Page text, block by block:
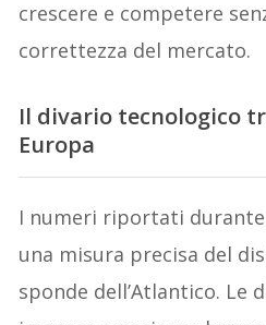
crescere e competere
correttezza del mercato.
Il divario tecnologico
Europa
I numeri riportati
una misura precisa del
sponde dell’Atlantico. Le